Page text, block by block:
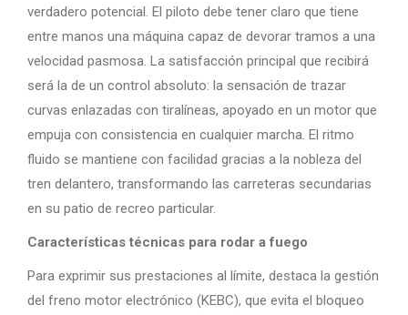
verdadero potencial. El piloto debe tener claro que tiene
entre manos una máquina capaz de devorar tramos a una
velocidad pasmosa. La satisfacción principal que recibirá
será la de un control absoluto: la sensación de trazar
curvas enlazadas con tiralíneas, apoyado en un motor que
empuja con consistencia en cualquier marcha. El ritmo
fluido se mantiene con facilidad gracias a la nobleza del
tren delantero, transformando las carreteras secundarias
en su patio de recreo particular.
Características técnicas para rodar a fuego
Para exprimir sus prestaciones al límite, destaca la gestión
del freno motor electrónico (KEBC), que evita el bloqueo